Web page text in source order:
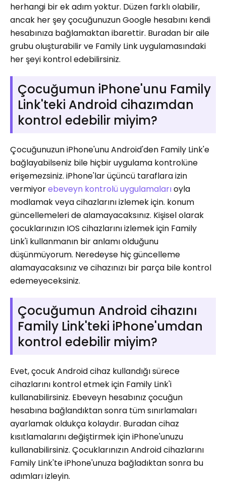
herhangi bir ek adım yoktur. Düzen farklı olabilir,
ancak her şey çocuğunuzun Google hesabını kendi
hesabınıza bağlamaktan ibarettir. Buradan bir aile
grubu oluşturabilir ve Family Link uygulamasındaki
her şeyi kontrol edebilirsiniz.
Çocuğumun iPhone'unu Family
Link'teki Android cihazımdan
kontrol edebilir miyim?
Çocuğunuzun iPhone'unu Android'den Family Link'e
bağlayabilseniz bile hiçbir uygulama kontrolüne
erişemezsiniz. iPhone'lar üçüncü taraflara izin
vermiyorebeveyn kontrolü uygulamalarıoyla
modlamak veya cihazlarını izlemek için. konum
güncellemeleri de alamayacaksınız. Kişisel olarak
çocuklarınızın IOS cihazlarını izlemek için Family
Link'i kullanmanın bir anlamı olduğunu
düşünmüyorum. Neredeyse hiç güncelleme
alamayacaksınız ve cihazınızı bir parça bile kontrol
edemeyeceksiniz.
Çocuğumun Android cihazını
Family Link'teki iPhone'umdan
kontrol edebilir miyim?
Evet, çocuk Android cihaz kullandığı sürece
cihazlarını kontrol etmek için Family Link'i
kullanabilirsiniz. Ebeveyn hesabınız çocuğun
hesabına bağlandıktan sonra tüm sınırlamaları
ayarlamak oldukça kolaydır. Buradan cihaz
kısıtlamalarını değiştirmek için iPhone'unuzu
kullanabilirsiniz. Çocuklarınızın Android cihazlarını
Family Link'te iPhone'unuza bağladıktan sonra bu
adımları izleyin.